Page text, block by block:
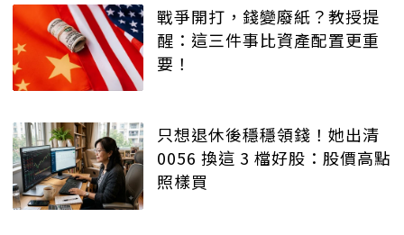
戰爭開打，錢變廢紙？教授提
醒：這三件事比資產配置更重
要！
只想退休後穩穩領錢！她出清
0056 換這 3 檔好股：股價高點
照樣買